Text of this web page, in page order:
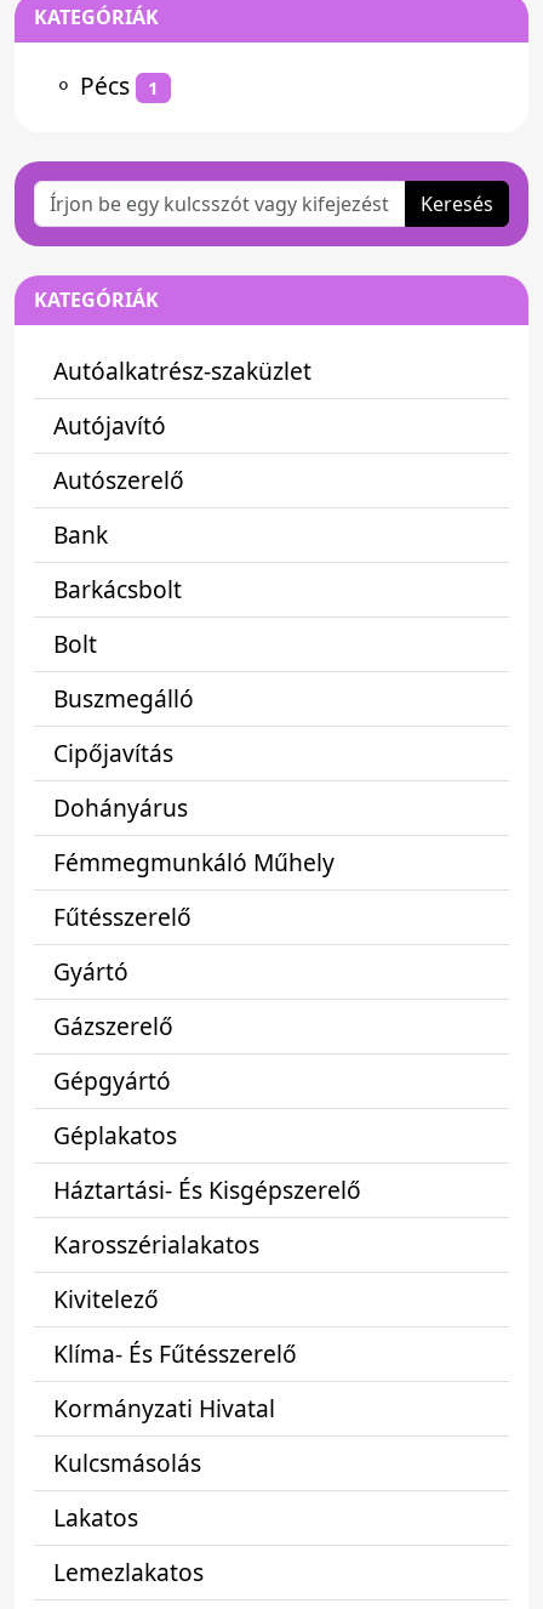
KATEGÓRIÁK
⚬ Pécs 1
Keresés
KATEGÓRIÁK
Autóalkatrész-szaküzlet
Autójavító
Autószerelő
Bank
Barkácsbolt
Bolt
Buszmegálló
Cipőjavítás
Dohányárus
Fémmegmunkáló Műhely
Fűtésszerelő
Gyártó
Gázszerelő
Gépgyártó
Géplakatos
Háztartási- És Kisgépszerelő
Karosszérialakatos
Kivitelező
Klíma- És Fűtésszerelő
Kormányzati Hivatal
Kulcsmásolás
Lakatos
Lemezlakatos